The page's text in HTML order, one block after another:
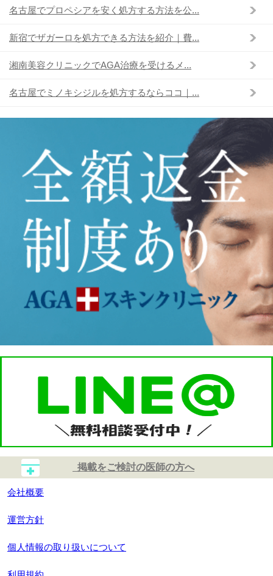
名古屋でプロペシアを安く処方する方法を公...
新宿でザガーロを処方できる方法を紹介｜費...
湘南美容クリニックでAGA治療を受けるメ...
名古屋でミノキシジルを処方するならココ｜...
掲載をご検討の医師の方へ
会社概要
運営方針
個人情報の取り扱いについて